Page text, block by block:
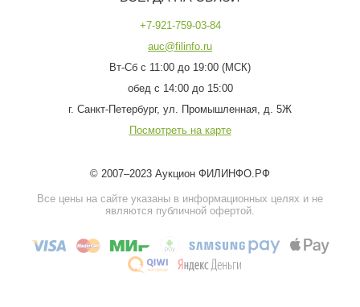
+7-921-759-03-84
auc@filinfo.ru
Вт-Сб с 11:00 до 19:00 (МСК)
обед с 14:00 до 15:00
г. Санкт-Петербург, ул. Промышленная, д. 5Ж
Посмотреть на карте
© 2007–2023 Аукцион ФИЛИНФО.РФ
Все цены на сайте указаны в информационных целях и не
являются публичной офертой.